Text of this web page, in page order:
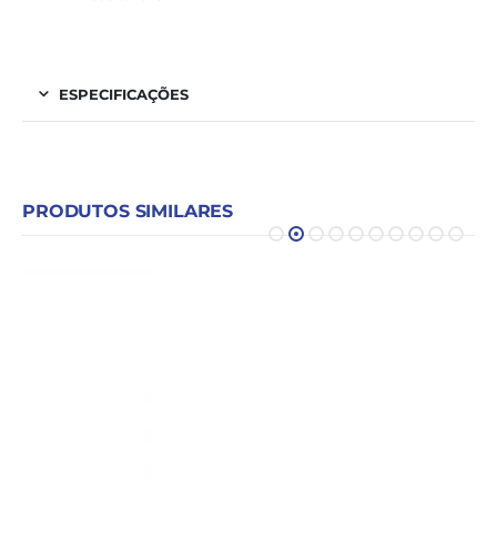
ESPECIFICAÇÕES
PRODUTOS SIMILARES